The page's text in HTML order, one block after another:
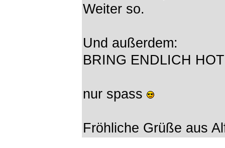
Weiter so.
Und außerdem:
BRING ENDLICH
nur spass
Fröhliche Grüße aus